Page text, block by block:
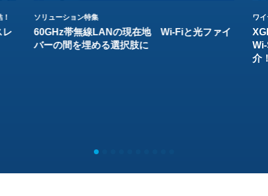
レ
ソリューション特集
60GHz帯無線LANの現在地 Wi-Fiと光ファイ
バーの間を埋める選択肢に
ワ
介